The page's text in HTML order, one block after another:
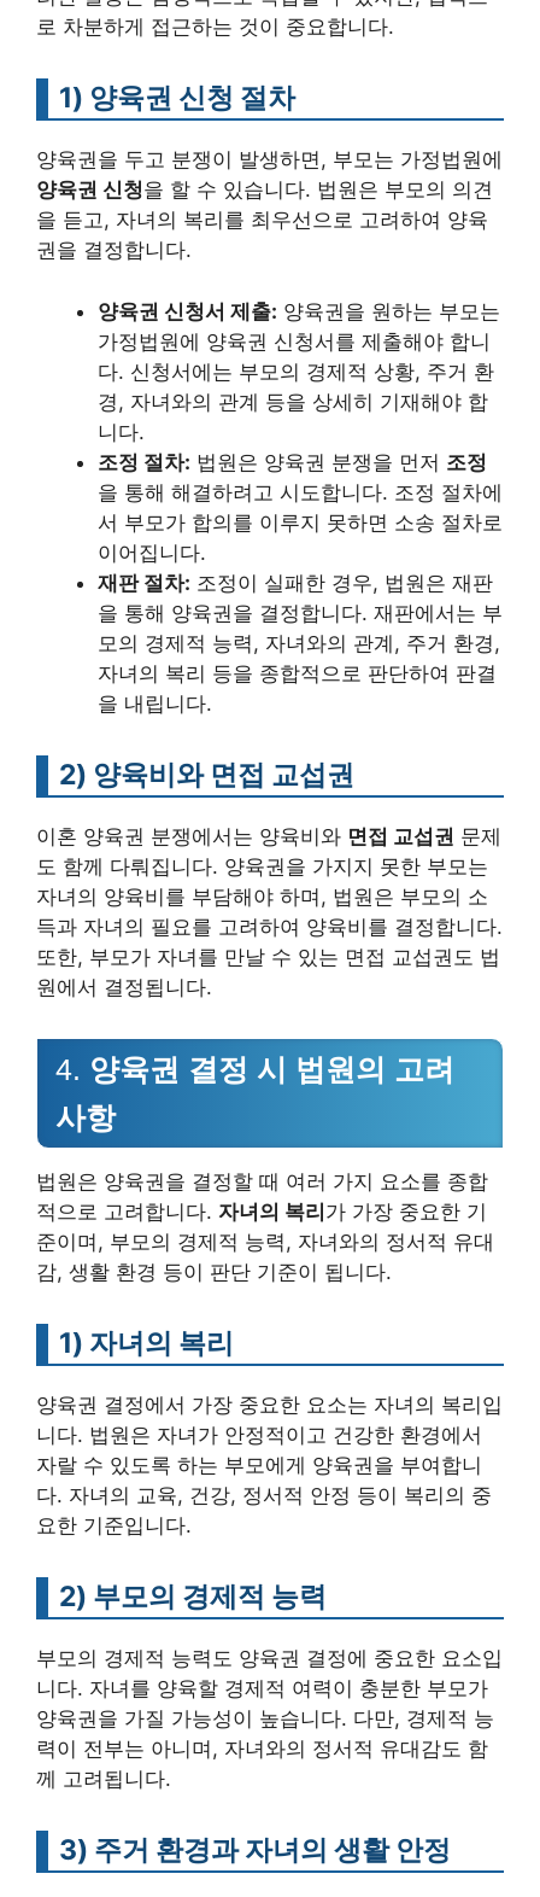
로 차분하게 접근하는 것이 중요합니다.
1) 양육권 신청 절차
양육권을 두고 분쟁이 발생하면, 부모는 가정법원에
양육권 신청을 할 수 있습니다. 법원은 부모의 의견
을 듣고, 자녀의 복리를 최우선으로 고려하여 양육
권을 결정합니다.
양육권 신청서 제출: 양육권을 원하는 부모는
가정법원에 양육권 신청서를 제출해야 합니
다. 신청서에는 부모의 경제적 상황, 주거 환
경, 자녀와의 관계 등을 상세히 기재해야 합
니다.
조정 절차: 법원은 양육권 분쟁을 먼저 조정
을 통해 해결하려고 시도합니다. 조정 절차에
서 부모가 합의를 이루지 못하면 소송 절차로
이어집니다.
재판 절차: 조정이 실패한 경우, 법원은 재판
을 통해 양육권을 결정합니다. 재판에서는 부
모의 경제적 능력, 자녀와의 관계, 주거 환경,
자녀의 복리 등을 종합적으로 판단하여 판결
을 내립니다.
2) 양육비와 면접 교섭권
이혼 양육권 분쟁에서는 양육비와 면접 교섭권 문제
도 함께 다뤄집니다. 양육권을 가지지 못한 부모는
자녀의 양육비를 부담해야 하며, 법원은 부모의 소
득과 자녀의 필요를 고려하여 양육비를 결정합니다.
또한, 부모가 자녀를 만날 수 있는 면접 교섭권도 법
원에서 결정됩니다.
4. 양육권 결정 시 법원의 고려
사항
법원은 양육권을 결정할 때 여러 가지 요소를 종합
적으로 고려합니다. 자녀의 복리가 가장 중요한 기
준이며, 부모의 경제적 능력, 자녀와의 정서적 유대
감, 생활 환경 등이 판단 기준이 됩니다.
1) 자녀의 복리
양육권 결정에서 가장 중요한 요소는 자녀의 복리입
니다. 법원은 자녀가 안정적이고 건강한 환경에서
자랄 수 있도록 하는 부모에게 양육권을 부여합니
다. 자녀의 교육, 건강, 정서적 안정 등이 복리의 중
요한 기준입니다.
2) 부모의 경제적 능력
부모의 경제적 능력도 양육권 결정에 중요한 요소입
니다. 자녀를 양육할 경제적 여력이 충분한 부모가
양육권을 가질 가능성이 높습니다. 다만, 경제적 능
력이 전부는 아니며, 자녀와의 정서적 유대감도 함
께 고려됩니다.
3) 주거 환경과 자녀의 생활 안정